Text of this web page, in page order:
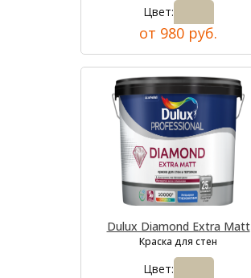
Цвет:
от 980 руб.
Dulux Diamond Extra Matt
Краска для стен
Цвет: